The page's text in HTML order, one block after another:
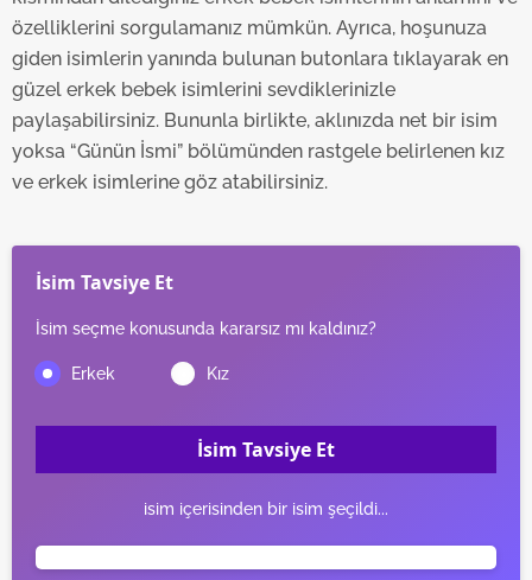
özelliklerini sorgulamanız mümkün. Ayrıca, hoşunuza
giden isimlerin yanında bulunan butonlara tıklayarak en
güzel erkek bebek isimlerini sevdiklerinizle
paylaşabilirsiniz. Bununla birlikte, aklınızda net bir isim
yoksa “Günün İsmi” bölümünden rastgele belirlenen kız
ve erkek isimlerine göz atabilirsiniz.
İsim Tavsiye Et
İsim seçme konusunda kararsız mı kaldınız?
İsim Tavsiye Et
isim içerisinden bir isim şeçildi...